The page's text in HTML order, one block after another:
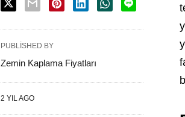
PUBLISHED BY
Zemin Kaplama Fiyatları
2 YIL AGO